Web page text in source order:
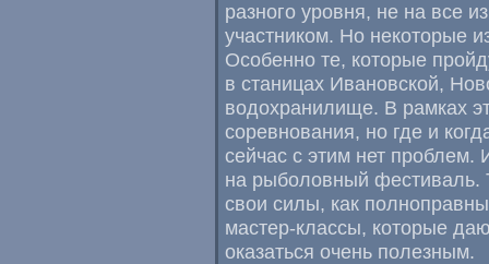
разного уровня, не на все
участником. Но некоторые
Особенно те, которые
в станицах Ивановской,
водохранилище. В рамках
соревнования, но где и
сейчас с этим нет проблем.
на рыболовный фестиваль.
свои силы, как
мастер-классы, которые
оказаться очень полезным.